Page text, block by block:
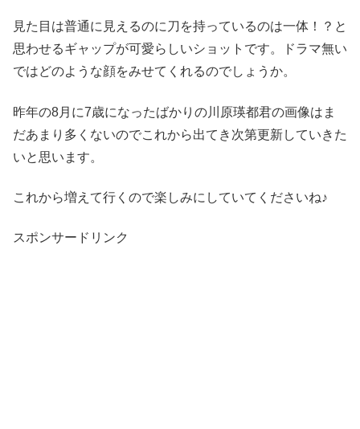
見た目は普通に見えるのに刀を持っているのは一体！？と
思わせるギャップが可愛らしいショットです。ドラマ無い
ではどのような顔をみせてくれるのでしょうか。
昨年の8月に7歳になったばかりの川原瑛都君の画像はま
だあまり多くないのでこれから出てき次第更新していきた
いと思います。
これから増えて行くので楽しみにしていてくださいね♪
スポンサードリンク